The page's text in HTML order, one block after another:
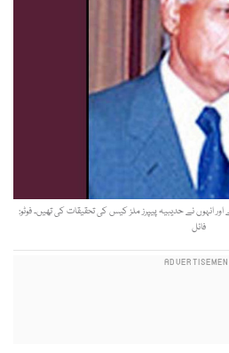
انہوں نے حدیبیہ پیپرز ملز کیس کی تحقیقات کی تھیں۔ فوٹو:
فائل